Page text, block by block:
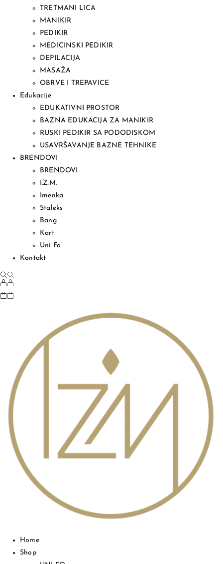
TRETMANI LICA
MANIKIR
PEDIKIR
MEDICINSKI PEDIKIR
DEPILACIJA
MASAŽA
OBRVE I TREPAVICE
Edukacije
EDUKATIVNI PROSTOR
BAZNA EDUKACIJA ZA MANIKIR
RUSKI PEDIKIR SA PODODISKOM
USAVRŠAVANJE BAZNE TEHNIKE
BRENDOVI
BRENDOVI
I.Z.M.
Imenka
Staleks
Bang
Kart
Uni Fo
Kontakt
Home
Shop